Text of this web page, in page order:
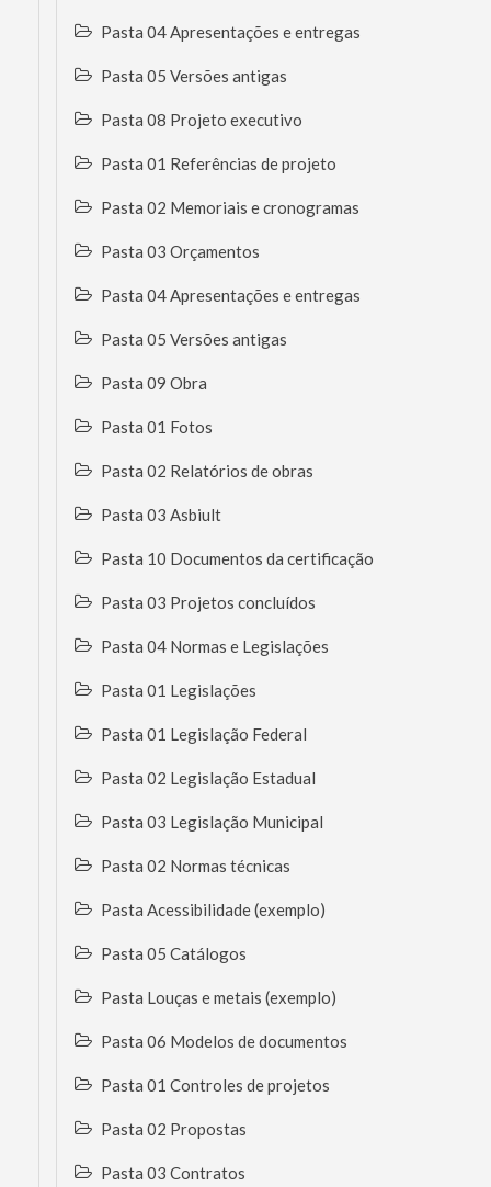
Pasta 04 Apresentações e entregas
Pasta 05 Versões antigas
Pasta 08 Projeto executivo
Pasta 01 Referências de projeto
Pasta 02 Memoriais e cronogramas
Pasta 03 Orçamentos
Pasta 04 Apresentações e entregas
Pasta 05 Versões antigas
Pasta 09 Obra
Pasta 01 Fotos
Pasta 02 Relatórios de obras
Pasta 03 Asbiult
Pasta 10 Documentos da certificação
Pasta 03 Projetos concluídos
Pasta 04 Normas e Legislações
Pasta 01 Legislações
Pasta 01 Legislação Federal
Pasta 02 Legislação Estadual
Pasta 03 Legislação Municipal
Pasta 02 Normas técnicas
Pasta Acessibilidade (exemplo)
Pasta 05 Catálogos
Pasta Louças e metais (exemplo)
Pasta 06 Modelos de documentos
Pasta 01 Controles de projetos
Pasta 02 Propostas
Pasta 03 Contratos